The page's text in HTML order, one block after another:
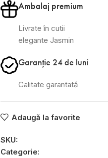
Ambalaj premium
Livrate în cutii
elegante Jasmin
Garanție 24 de luni
Calitate garantată
Adaugă la favorite
SKU:
Categorie: